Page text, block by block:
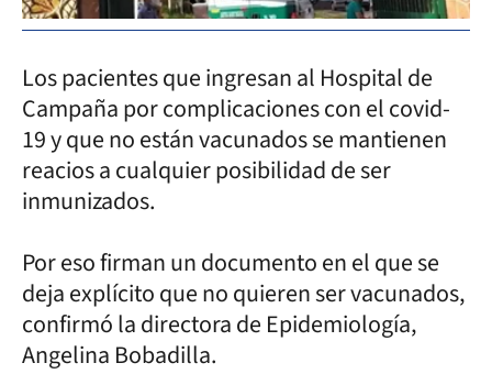
Los pacientes que ingresan al Hospital de
Campaña por complicaciones con el covid-
19 y que no están vacunados se mantienen
reacios a cualquier posibilidad de ser
inmunizados.
Por eso firman un documento en el que se
deja explícito que no quieren ser vacunados,
confirmó la directora de Epidemiología,
Angelina Bobadilla.